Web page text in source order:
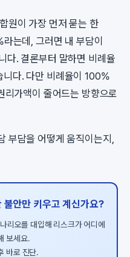
원이 가장 먼저 묻는 한
는데, 그러면 내 부담이
다. 결론부터 말하면 비례율
니다. 다만 비례율이 100%
가액이 줄어드는 방향으로
부담을 어떻게 움직이는지,
안만 키우고 계신가요?
리오를 대입해 리스크가 어디에
보세요.
바로 진단.